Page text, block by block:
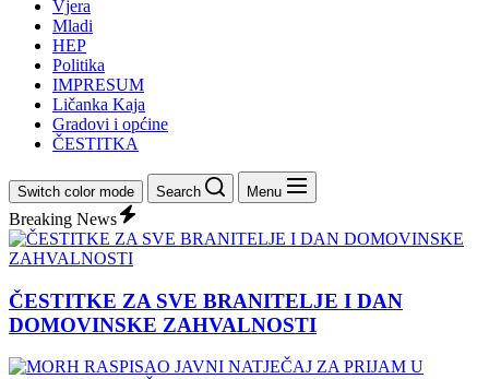
Vjera
Mladi
HEP
Politika
IMPRESUM
Ličanka Kaja
Gradovi i općine
ČESTITKA
Switch color mode Search Menu
Breaking News
ČESTITKE ZA SVE BRANITELJE I DAN
DOMOVINSKE ZAHVALNOSTI